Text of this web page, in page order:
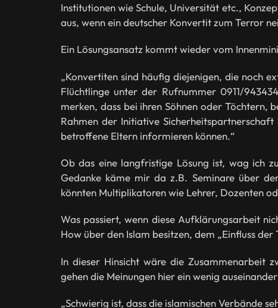
Institutionen wie Schule, Universität etc.,
aus, wenn ein deutscher Konvertit zum Terror
Ein Lösungsansatz kommt wieder vom
„Konvertiten sind häufig diejenigen, die noch
Flüchtlinge unter der Rufnummer 0911/
merken, dass bei ihren Söhnen oder Töchtern,
Rahmen der Initiative
betroffene Eltern informieren können.“
Ob das eine langfristige Lösung ist, wag ich
Gedanke käme mir da z.B. Seminare über
könnten Multiplikatoren wie Lehrer, Dozenten
Was passiert, wenn diese Aufklärungsarbeit
How über den Islam besitzen, dem „Einfluss
In dieser Hinsicht wäre die Zusammenarbeit
gehen die Meinungen hier ein wenig
„Schwierig ist, dass die islamischen Verbände